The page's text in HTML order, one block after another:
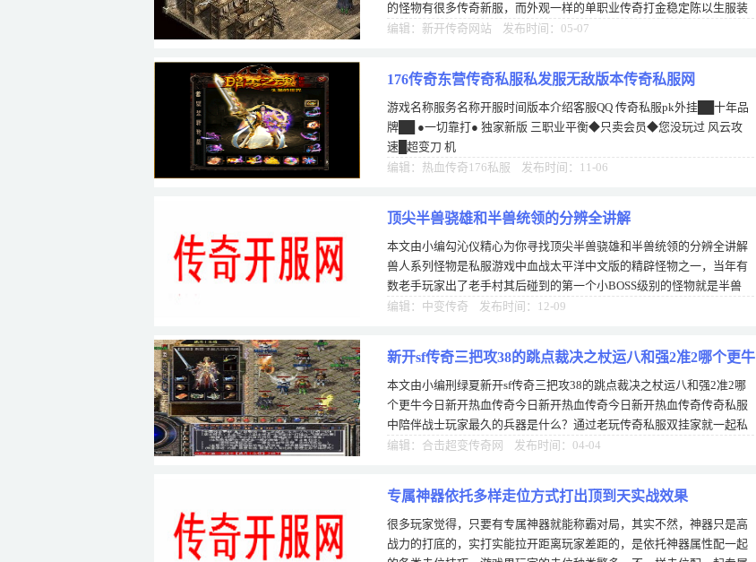
的怪物有很多传奇新服，而外观一样的单职业传奇打金稳定陈以生服装
备很少，传奇私服网通毕竟装备佩戴有多
编辑：新开传奇网站 发布时间：05-07
176传奇东营传奇私服私发服无敌版本传奇私服网
游戏名称服务名称开服时间版本介绍客服QQ 传奇私服pk外挂██十年品
牌██ ●一切靠打● 独家新版 三职业平衡◆只卖会员◆您没玩过 风云攻
速█超变刀 机
编辑：热血传奇176私服 发布时间：11-06
顶尖半兽骁雄和半兽统领的分辨全讲解
本文由小编勾沁仪精心为你寻找顶尖半兽骁雄和半兽统领的分辨全讲解
兽人系列怪物是私服游戏中血战太平洋中文版的精辟怪物之一，当年有
数老手玩家出了老手村其后碰到的第一个小BOSS级别的怪物就是半兽
人，这只身材健壮，手持大棒的怪物几下就
编辑：中变传奇 发布时间：12-09
新开sf传奇三把攻38的跳点裁决之杖运八和强2准2哪个更牛
本文由小编刑绿夏新开sf传奇三把攻38的跳点裁决之杖运八和强2准2哪
个更牛今日新开热血传奇今日新开热血传奇今日新开热血传奇传奇私服
中陪伴战士玩家最久的兵器是什么？通过老玩传奇私服双挂家就一起私
服的留言交流以及小编的公益传奇私服传
编辑：合击超变传奇网 发布时间：04-04
专属神器依托多样走位方式打出顶到天实战效果
很多玩家觉得，只要有专属神器就能称霸对局，其实不然，神器只是高
战力的打底的，实打实能拉开距离玩家差距的，是依托神器属性配一起